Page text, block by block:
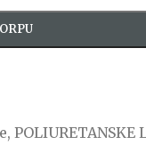
, POLIURETANSKE